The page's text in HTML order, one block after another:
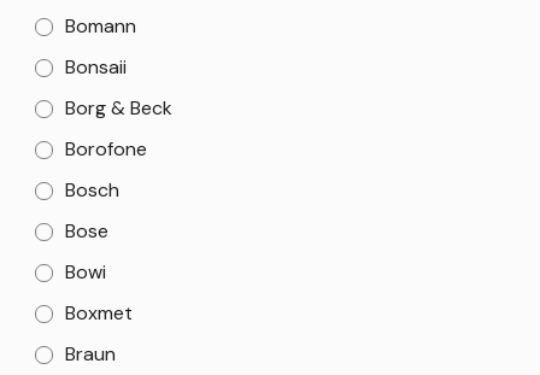
Bomann
Bonsaii
Borg & Beck
Borofone
Bosch
Bose
Bowi
Boxmet
Braun